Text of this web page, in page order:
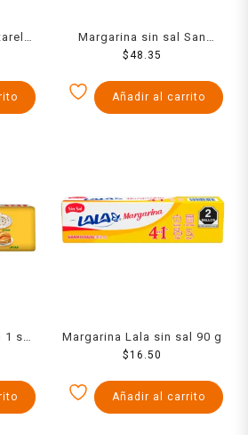
Margarina sin sal San
Antonio rojo en barra 1 kg
$48.35
Añadir al carrito
1 sin
Margarina Lala sin sal 90 g
$16.50
Añadir al carrito